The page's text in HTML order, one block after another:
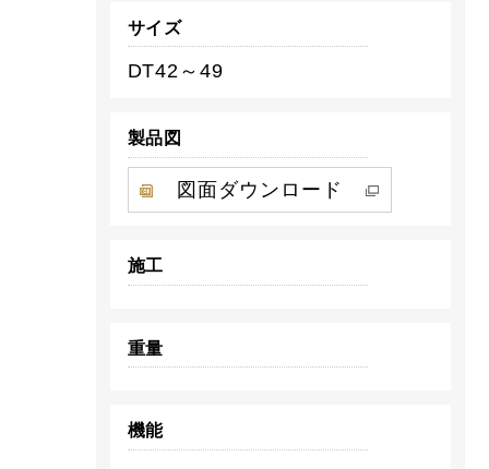
サイズ
DT42～49
製品図
図面ダウンロード
施工
重量
機能